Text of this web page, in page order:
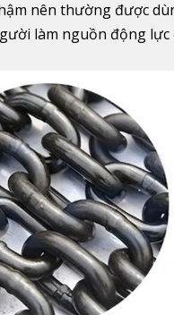
nên thường được
làm nguồn động lực